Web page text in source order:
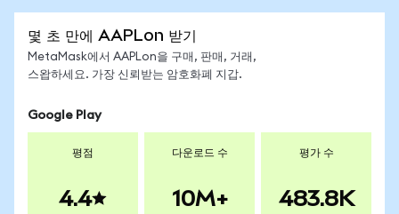
몇 초 만에 AAPLon 받기
MetaMask에서 AAPLon을 구매, 판매, 거래,
스왑하세요. 가장 신뢰받는 암호화폐 지갑.
Google Play
평점
4.4
다운로드 수
10M+
평가 수
483.8K